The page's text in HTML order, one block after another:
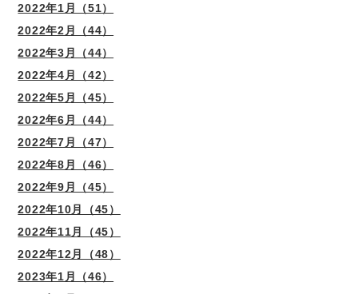
2022年1月（51）
2022年2月（44）
2022年3月（44）
2022年4月（42）
2022年5月（45）
2022年6月（44）
2022年7月（47）
2022年8月（46）
2022年9月（45）
2022年10月（45）
2022年11月（45）
2022年12月（48）
2023年1月（46）